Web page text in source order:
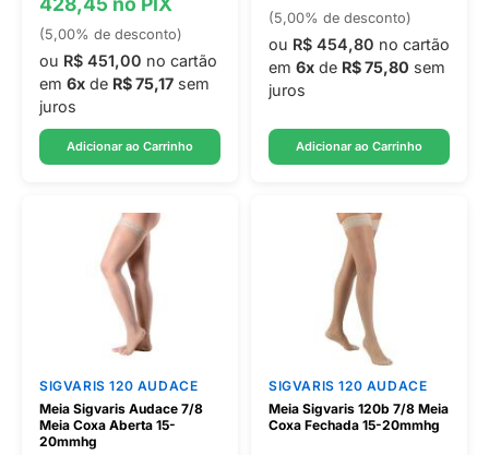
(5,00% de desconto)
ou R$ 451,00 no cartão
em 6x de R$ 75,17 sem
juros
Adicionar ao Carrinho
(5,00% de desconto)
ou R$ 454,80 no cartão
em 6x de R$ 75,80 sem
juros
Adicionar ao Carrinho
SIGVARIS 120 AUDACE
Meia Sigvaris Audace 7/8
Meia Coxa Aberta 15-
20mmhg
SIGVARIS 120 AUDACE
Meia Sigvaris 120b 7/8 Meia
Coxa Fechada 15-20mmhg